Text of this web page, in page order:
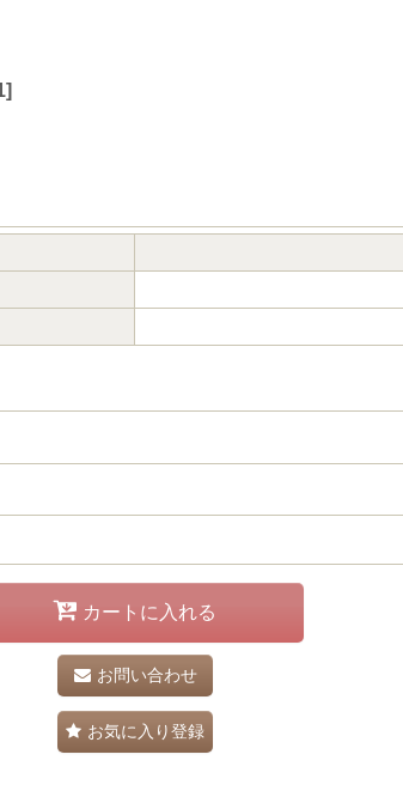
]
カートに入れる
お問い合わせ
お気に入り登録